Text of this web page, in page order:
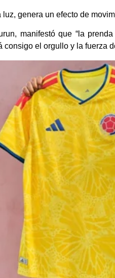
genera un efecto de
manifestó que “la
el orgullo y la fuerza